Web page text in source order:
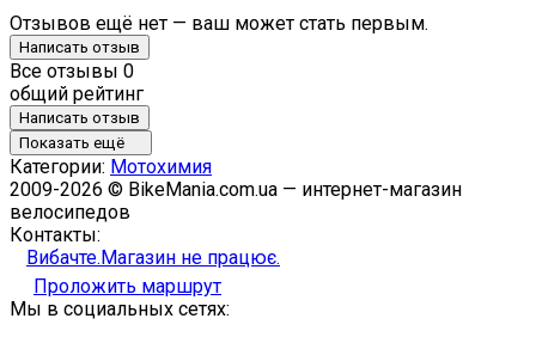
Отзывов ещё нет — ваш может стать первым.
Написать отзыв
Все отзывы 0
общий рейтинг
Написать отзыв
Показать ещё
Категории: Мотохимия
2009-2026 © BikeMania.com.ua — интернет-магазин
велосипедов
Контакты:
Вибачте.Магазин не працює.
Проложить маршрут
Мы в социальных сетях: